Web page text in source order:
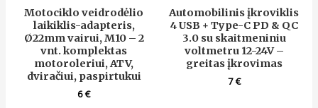
Motociklo veidrodėlio
laikiklis-adapteris,
Ø22mm vairui, M10 – 2
vnt. komplektas
motoroleriui, ATV,
dviračiui, paspirtukui
6€
Automobilinis įkroviklis
4 USB + Type-C PD & QC
3.0 su skaitmeniniu
voltmetru 12-24V –
greitas įkrovimas
7€